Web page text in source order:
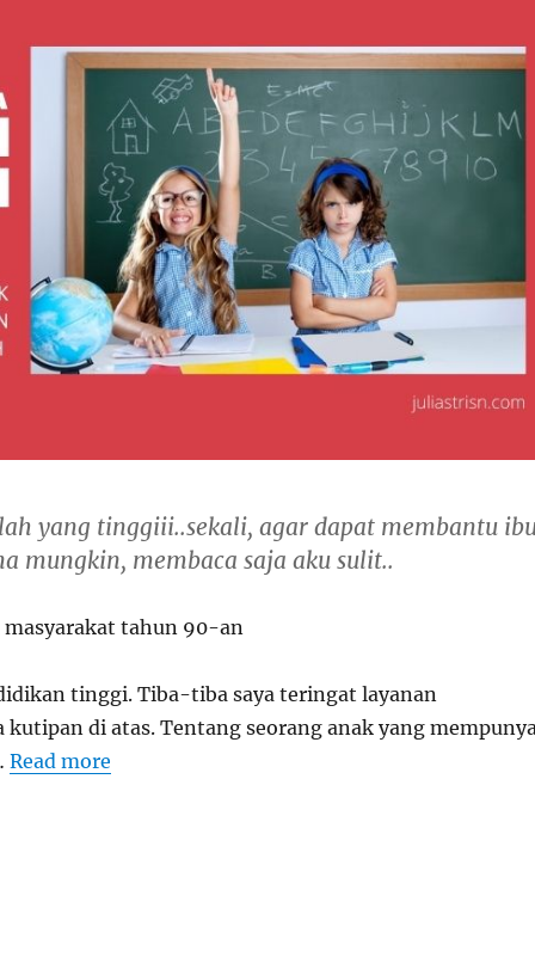
yang tinggiii..sekali, agar dapat membantu
mungkin, membaca saja aku sulit..
tahun 90-an
tinggi. Tiba-tiba saya teringat layanan
kutipan di atas. Tentang seorang anak yang
Read more